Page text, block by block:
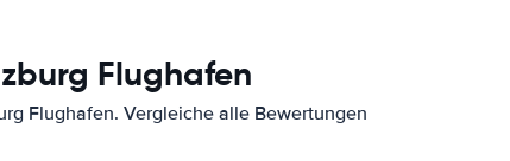
Flughafen
Flughafen. Vergleiche alle Bewertungen